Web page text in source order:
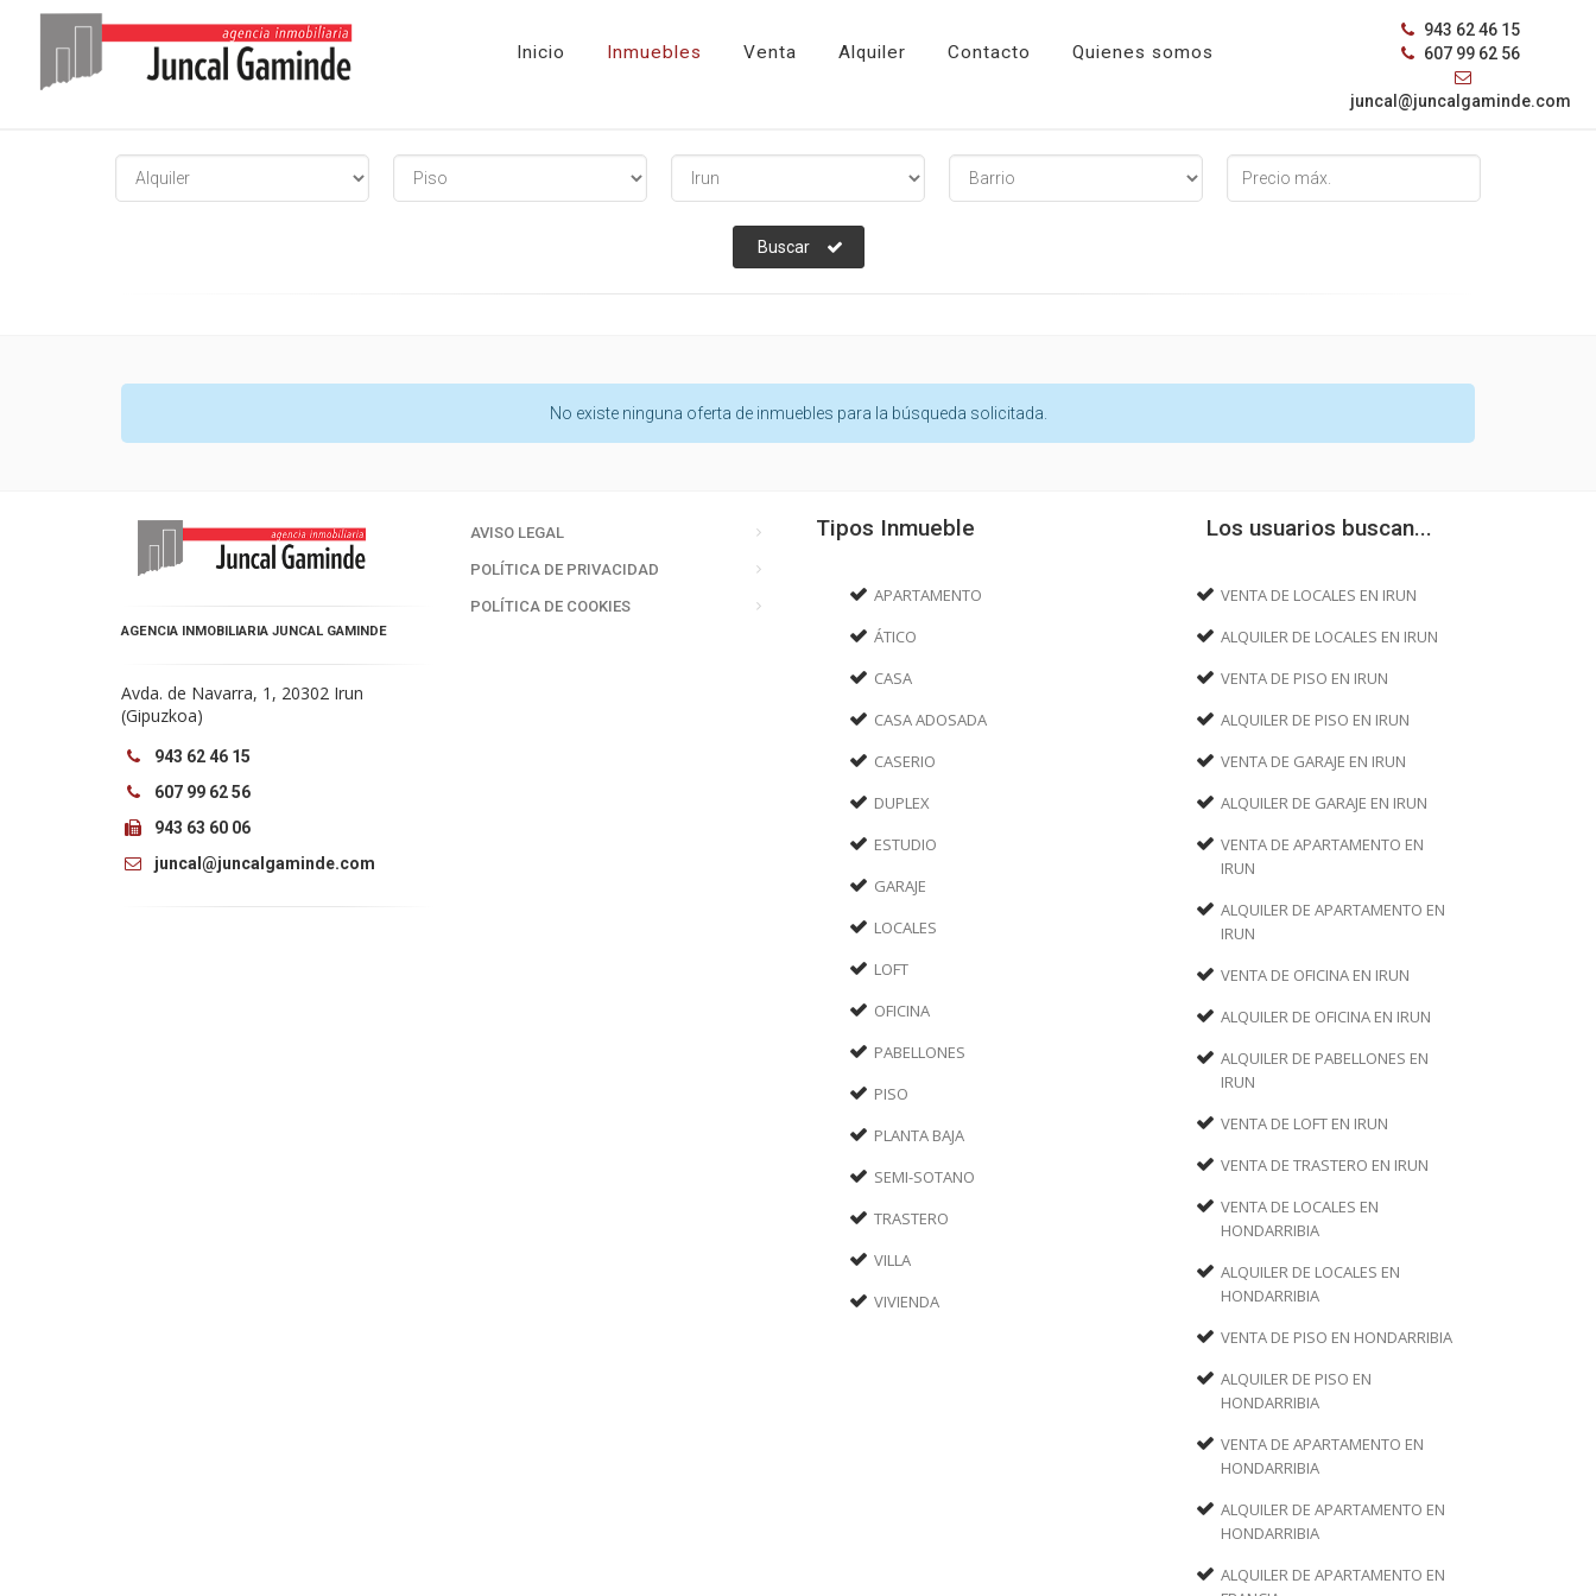
Inicio Inmuebles Venta Alquiler Contacto Quienes somos
943 62 46 15
607 99 62 56
juncal@juncalgaminde.com
Buscar
No existe ninguna oferta de inmuebles para la búsqueda solicitada.
AGENCIA INMOBILIARIA JUNCAL GAMINDE
Avda. de Navarra, 1, 20302 Irun
(Gipuzkoa)
943 62 46 15
607 99 62 56
943 63 60 06
juncal@juncalgaminde.com
AVISO LEGAL
POLÍTICA DE PRIVACIDAD
POLÍTICA DE COOKIES
Tipos Inmueble
APARTAMENTO
ÁTICO
CASA
CASA ADOSADA
CASERIO
DUPLEX
ESTUDIO
GARAJE
LOCALES
LOFT
OFICINA
PABELLONES
PISO
PLANTA BAJA
SEMI-SOTANO
TRASTERO
VILLA
VIVIENDA
Los usuarios buscan...
VENTA DE LOCALES EN IRUN
ALQUILER DE LOCALES EN IRUN
VENTA DE PISO EN IRUN
ALQUILER DE PISO EN IRUN
VENTA DE GARAJE EN IRUN
ALQUILER DE GARAJE EN IRUN
VENTA DE APARTAMENTO EN
IRUN
ALQUILER DE APARTAMENTO EN
IRUN
VENTA DE OFICINA EN IRUN
ALQUILER DE OFICINA EN IRUN
ALQUILER DE PABELLONES EN
IRUN
VENTA DE LOFT EN IRUN
VENTA DE TRASTERO EN IRUN
VENTA DE LOCALES EN
HONDARRIBIA
ALQUILER DE LOCALES EN
HONDARRIBIA
VENTA DE PISO EN HONDARRIBIA
ALQUILER DE PISO EN
HONDARRIBIA
VENTA DE APARTAMENTO EN
HONDARRIBIA
ALQUILER DE APARTAMENTO EN
HONDARRIBIA
ALQUILER DE APARTAMENTO EN